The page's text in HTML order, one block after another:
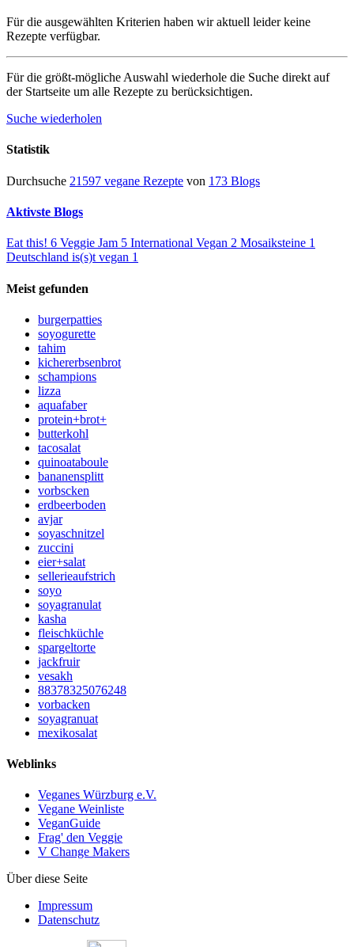
Für die ausgewählten Kriterien haben wir aktuell leider keine
Rezepte verfügbar.
Für die größt-mögliche Auswahl wiederhole die Suche direkt auf
der Startseite um alle Rezepte zu berücksichtigen.
Suche wiederholen
Statistik
Durchsuche 21597 vegane Rezepte von 173 Blogs
Aktivste Blogs
Eat this! 6 Veggie Jam 5 International Vegan 2 Mosaiksteine 1
Deutschland is(s)t vegan 1
Meist gefunden
burgerpatties
soyogurette
tahim
kichererbsenbrot
schampions
lizza
aquafaber
protein+brot+
butterkohl
tacosalat
quinoataboule
bananensplitt
vorbscken
erdbeerboden
avjar
soyaschnitzel
zuccini
eier+salat
sellerieaufstrich
soyo
soyagranulat
kasha
fleischküchle
spargeltorte
jackfruir
vesakh
88378325076248
vorbacken
soyagranuat
mexikosalat
Weblinks
Veganes Würzburg e.V.
Vegane Weinliste
VeganGuide
Frag' den Veggie
V Change Makers
Über diese Seite
Impressum
Datenschutz